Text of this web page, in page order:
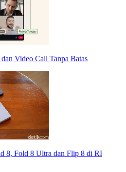
Video Call Tanpa Batas
8, Fold 8 Ultra dan Flip 8 di RI